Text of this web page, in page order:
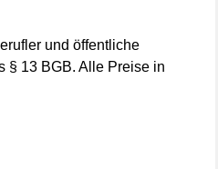
und öffentliche
§ 13 BGB. Alle Preise in